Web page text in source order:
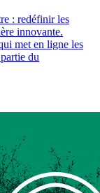
: redéfinir les
innovante.
met en ligne les
du